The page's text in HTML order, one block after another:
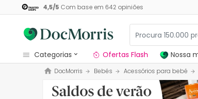
4,5/5 Com base em 642opiniões
categorias
Dermocosmetica
Nossa marca
Ofertas Flash Nossa
DocMorris Bebés Acessórios para bebé